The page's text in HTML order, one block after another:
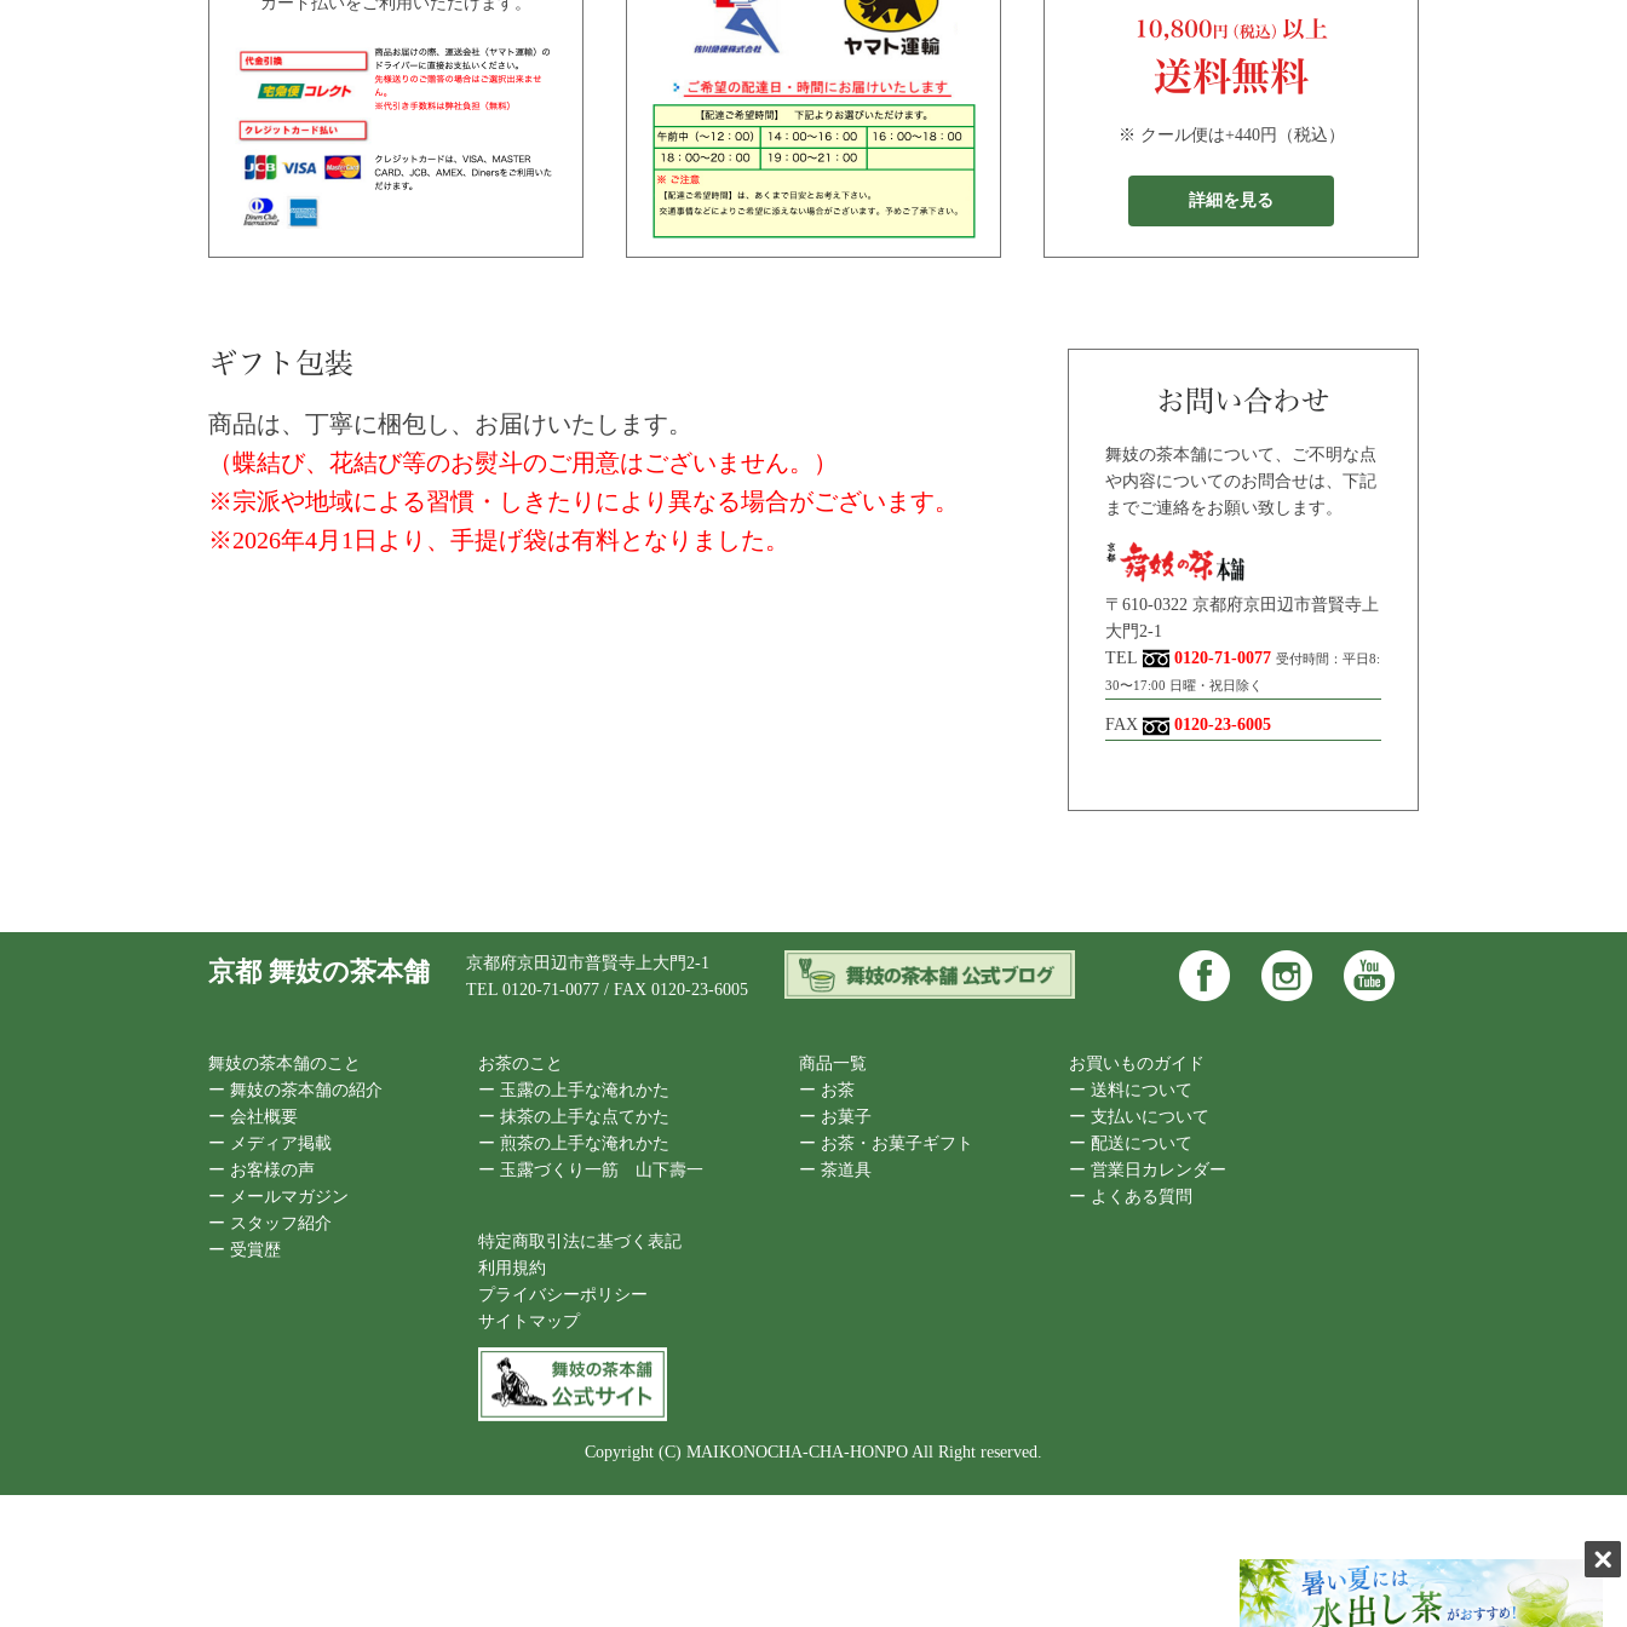
※ クール便は+440円（税込）
詳細を見る
商品は、丁寧に梱包し、お届けいたします。
（蝶結び、花結び等のお熨斗のご用意はございません。）
※宗派や地域による習慣・しきたりにより異なる場合がございます。
※2026年4月1日より、手提げ袋は有料となりました。
舞妓の茶本舗について、ご不明な点
や内容についてのお問合せは、下記
までご連絡をお願い致します。
〒610-0322 京都府京田辺市普賢寺上
大門2-1
TEL
0120-71-0077 受付時間：平日8:
30〜17:00 日曜・祝日除く
FAX 0120-23-6005
京都 舞妓の茶本舗
京都府京田辺市普賢寺上大門2-1
TEL 0120-71-0077 / FAX 0120-23-6005
舞妓の茶本舗のこと
ー 舞妓の茶本舗の紹介
ー 会社概要
ー メディア掲載
ー お客様の声
ー メールマガジン
ー スタッフ紹介
ー 受賞歴
お茶のこと
ー 玉露の上手な淹れかた
ー 抹茶の上手な点てかた
ー 煎茶の上手な淹れかた
ー 玉露づくり一筋 山下壽一
商品一覧
ー お茶
ー お菓子
ー お茶・お菓子ギフト
ー 茶道具
お買いものガイド
ー 送料について
ー 支払いについて
ー 配送について
ー 営業日カレンダー
ー よくある質問
特定商取引法に基づく表記
利用規約
プライバシーポリシー
サイトマップ
Copyright (C) MAIKONOCHA-CHA-HONPO All Right reserved.